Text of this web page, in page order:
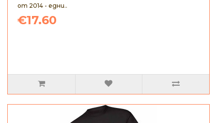
от 2014 - едни..
€17.60